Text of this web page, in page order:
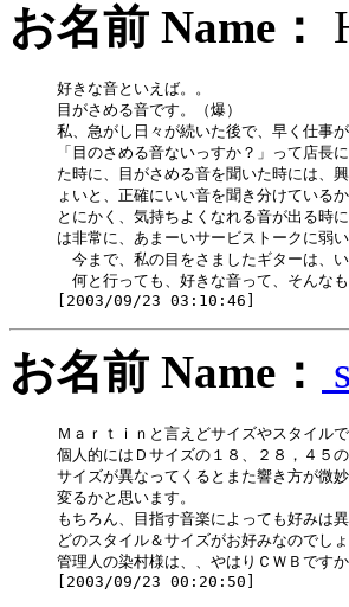
お名前 Name：
好きな音といえば。。
目がさめる音です。（爆）
私、急がし日々が続いた後で、早く仕事
「目のさめる音ないっすか？」って店長
た時に、目がさめる音を聞いた時には、
ょいと、正確にいい音を聞き分けている
とにかく、気持ちよくなれる音が出る時
は非常に、あまーいサービストークに弱い
今まで、私の目をさましたギターは、
何と行っても、好きな音って、そんな
お名前 Name：
Ｍａｒｔｉｎと言えどサイズやスタイル
個人的にはＤサイズの１８、２８，４５
サイズが異なってくるとまた響き方が微
変るかと思います。
もちろん、目指す音楽によっても好みは
どのスタイル＆サイズがお好みなのでし
管理人の染村様は、、やはりＣＷＢです